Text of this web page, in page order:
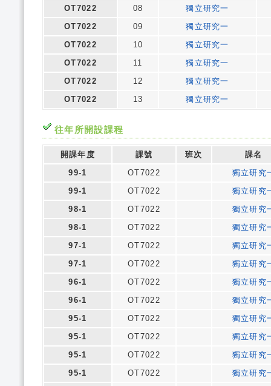
OT7022
08
獨立研究一
OT7022
09
獨立研究一
OT7022
10
獨立研究一
OT7022
11
獨立研究一
OT7022
12
獨立研究一
OT7022
13 獨立研究一
往年所開設課程
開課年度 課號 班次
課名
99-1
OT7022
獨立研究
99-1
OT7022
獨立研究
98-1
OT7022
獨立研究
98-1
OT7022
獨立研究
97-1
OT7022
獨立研究
97-1
OT7022
獨立研究
96-1
OT7022
獨立研究
96-1
OT7022
獨立研究
95-1
OT7022
獨立研究
95-1
OT7022
獨立研究
95-1
OT7022
獨立研究
95-1
OT7022
獨立研究